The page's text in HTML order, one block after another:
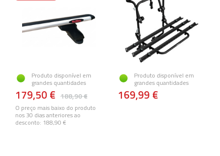
Produto disponível em
grandes quantidades
188,90 €
179,50 €
O preço mais baixo do produto
nos 30 dias anteriores ao
desconto: 188,90 €
Produto disponível em
grandes quantidades
169,99 €